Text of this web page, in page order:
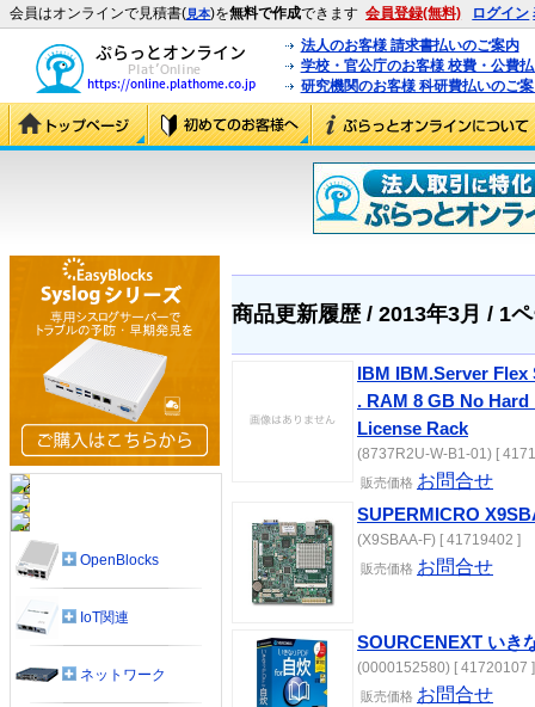
会員はオンラインで見積書(見本)を無料で作成できます 会員登録(無料) ログイン
法人のお客様 請求書払いのご案内
学校・官公庁のお客様 校費・公費
研究機関のお客様 科研費払いのご
商品更新履歴 / 2013年3月 / 1
IBM IBM.Server
. RAM 8 GB No
License Rack
(8737R2U-W-B1-01) [
販売価格 お問合せ
SUPERMICRO
(X9SBAA-F) [ 41719402 ]
販売価格 お問合せ
SOURCENEXT いき
(0000152580) [ 41720107 ]
販売価格 お問合せ
OpenBlocks
IoT関連
ネットワーク